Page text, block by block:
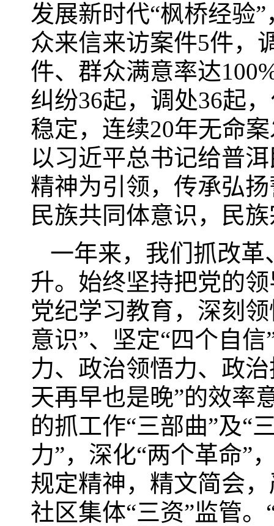
发展新时代“枫桥经验
众来信来访案件5件，
件、群众满意率达
纠纷36起，调处36起
稳定，连续20年无命
以习近平总书记给普
精神为引领，传承弘
民族共同体意识，民
一年来，我们抓改革
升。始终坚持把党的
党纪学习教育，深刻
意识”、坚定“四个自
力、政治领悟力、政
天再早也是晚”的效率
的抓工作“三部曲”及“
力”，深化“两个革命”
规定精神，精文简会
社区集体“三资”监管